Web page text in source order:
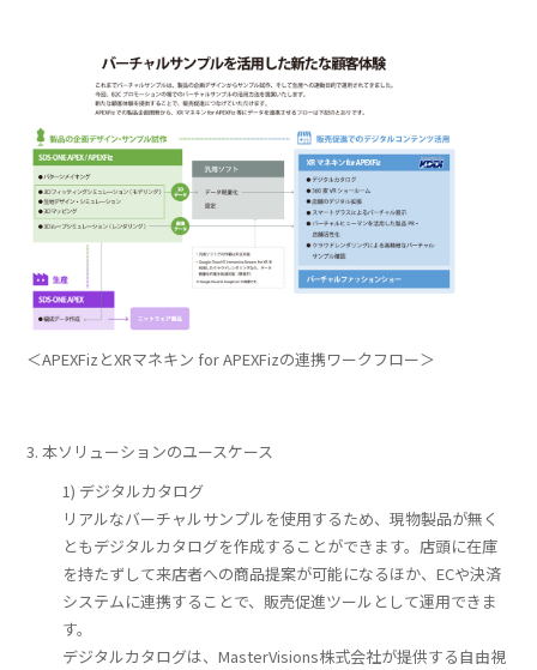
＜APEXFizとXRマネキン for APEXFizの連携ワークフロー＞
3. 本ソリューションのユースケース
1) デジタルカタログ
リアルなバーチャルサンプルを使用するため、現物製品が無く
ともデジタルカタログを作成することができます。店頭に在庫
を持たずして来店者への商品提案が可能になるほか、ECや決済
システムに連携することで、販売促進ツールとして運用できま
す。
デジタルカタログは、MasterVisions株式会社が提供する自由視